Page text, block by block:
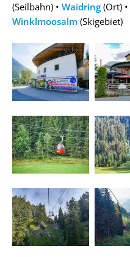
(Seilbahn) • Waidring (Ort) •
Winklmoosalm (Skigebiet)